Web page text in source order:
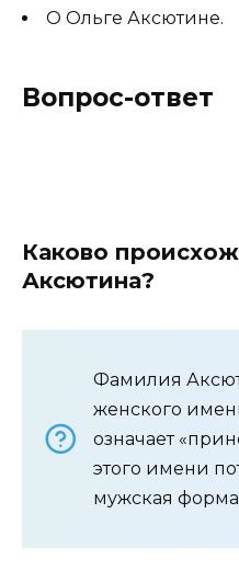
О Ольге Аксютине.
Вопрос-ответ
Каково
Аксютина?
Фамилия
женского
означает
этого имени
мужская